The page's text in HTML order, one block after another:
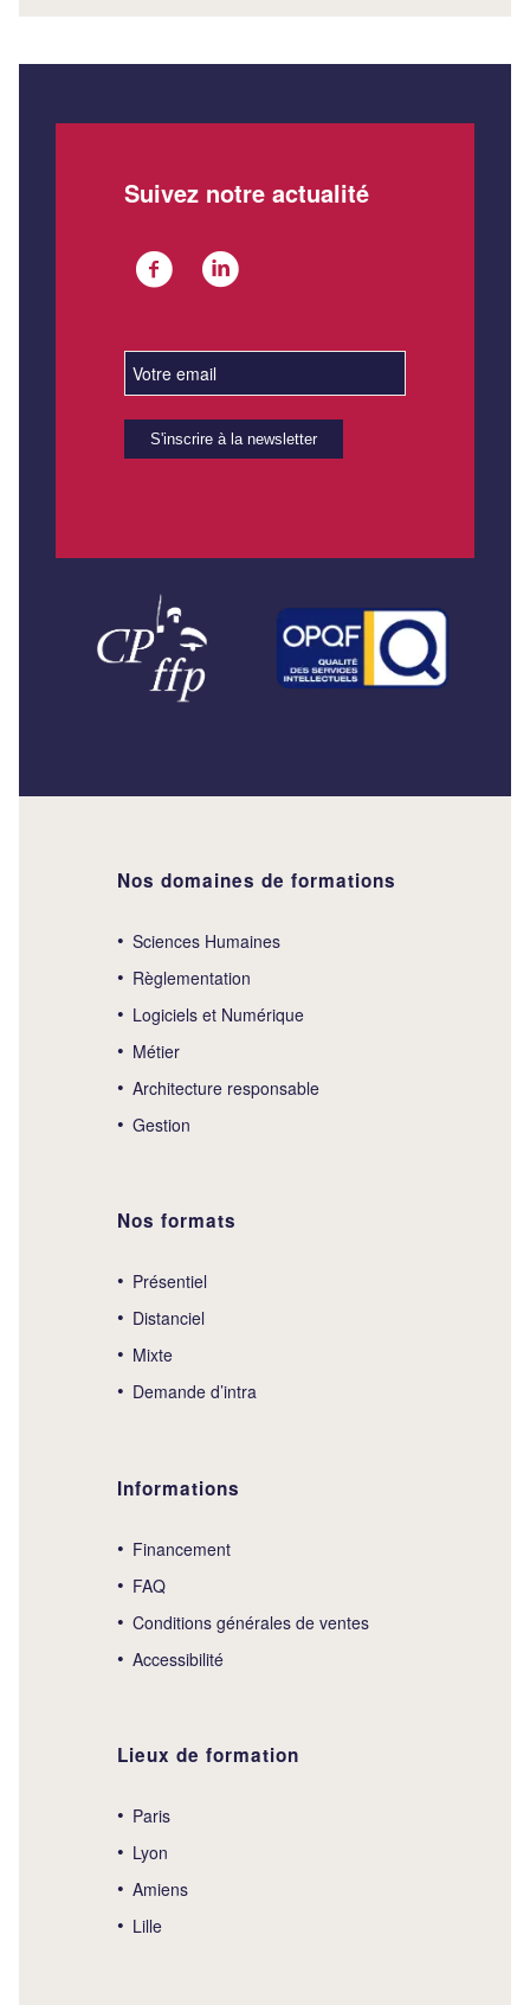
Suivez notre actualité
Nos domaines de formations
Sciences Humaines
Règlementation
Logiciels et Numérique
Métier
Architecture responsable
Gestion
Nos formats
Présentiel
Distanciel
Mixte
Demande d’intra
Informations
Financement
FAQ
Conditions générales de ventes
Accessibilité
Lieux de formation
Paris
Lyon
Amiens
Lille